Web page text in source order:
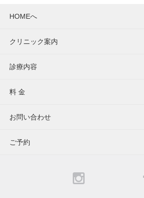
HOMEへ
クリニック案内
診療内容
料 金
お問い合わせ
ご予約